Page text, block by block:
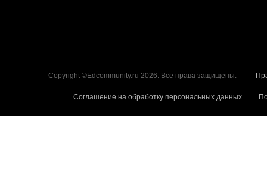
Copyright ©Edcommunity.ru 2026. Все права защищены.
Соглашение на обработку персональных данных